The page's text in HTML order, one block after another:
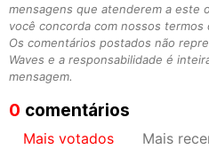
mensagens que atenderem a este
você concorda com nossos termos
Os comentários postados não
Waves e a responsabilidade é
mensagem.
0 comentários
Mais votados Mais